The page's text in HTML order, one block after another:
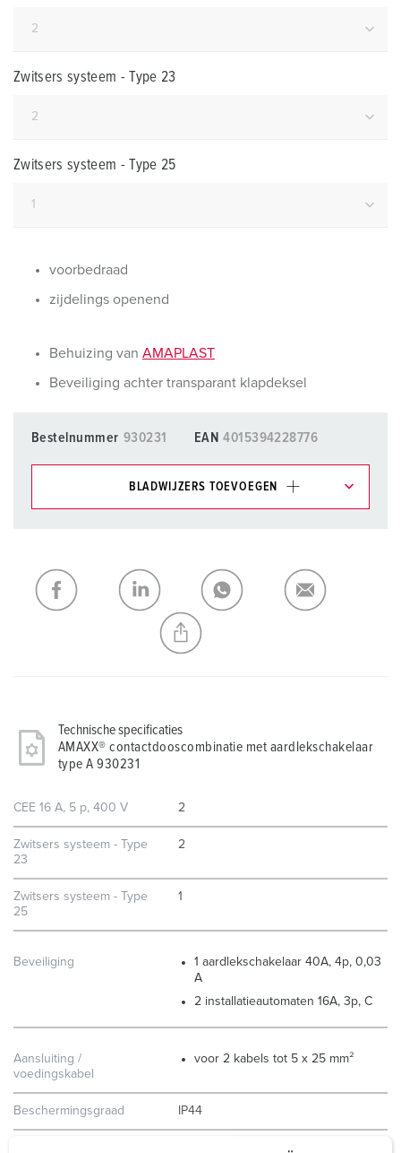
Zwitsers systeem - Type 23
Zwitsers systeem - Type 25
voorbedraad
zijdelings openend
Behuizing van AMAPLAST
Beveiliging achter transparant klapdeksel
Bestelnummer 930231 EAN 4015394228776
BLADWIJZERS TOEVOEGEN
Mijn lijst TOEVOEGEN
NIEUW LIJST MAKEN
Technische specificaties
AMAXX® contactdooscombinatie met aardlekschakelaar
type A 930231
CEE 16 A, 5 p, 400 V 2
Zwitsers systeem - Type
23
2
Zwitsers systeem - Type
25
1
Beveiliging
1 aardlekschakelaar 40A, 4p, 0,03
A
2 installatieautomaten 16A, 3p, C
Aansluiting /
voedingskabel
voor 2 kabels tot 5 x 25 mm²
Beschermingsgraad IP44